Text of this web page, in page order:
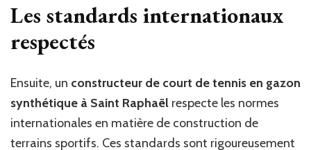
Les standards internationaux
respectés
Ensuite, un constructeur de court de tennis en gazon
synthétique à Saint Raphaël respecte les normes
internationales en matière de construction de
terrains sportifs. Ces standards sont rigoureusement